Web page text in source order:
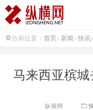
当前位置： 首页> 新闻>快讯>
马来西亚槟
纵横网